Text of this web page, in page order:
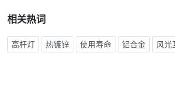
相关热词
高杆灯 热镀锌 使用寿命 铝合金 风光